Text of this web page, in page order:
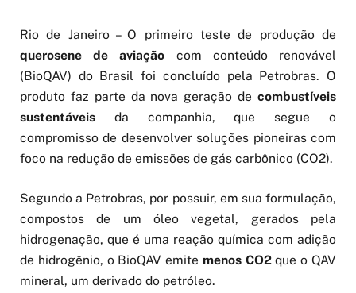
Rio de Janeiro – O primeiro teste de produção de
querosene de aviação com conteúdo renovável
(BioQAV) do Brasil foi concluído pela Petrobras. O
produto faz parte da nova geração de combustíveis
sustentáveis da companhia, que segue o
compromisso de desenvolver soluções pioneiras com
foco na redução de emissões de gás carbônico (CO2).
Segundo a Petrobras, por possuir, em sua formulação,
compostos de um óleo vegetal, gerados pela
hidrogenação, que é uma reação química com adição
de hidrogênio, o BioQAV emite menos CO2que o QAV
mineral, um derivado do petróleo.